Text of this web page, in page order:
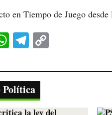
en Tiempo de Juego
W
ha
ts
A
pp
Te
le
gr
a
m
y
Política